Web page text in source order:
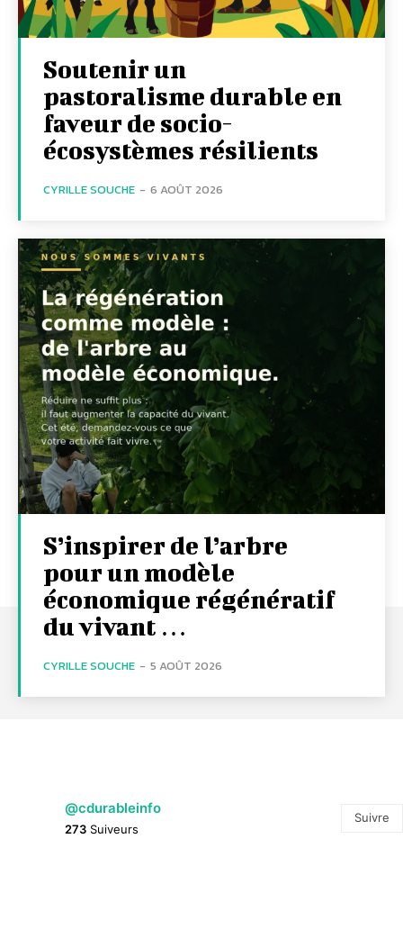
Soutenir un
pastoralisme durable en
faveur de socio-
écosystèmes résilients
CYRILLE SOUCHE - 6 AOÛT 2026
S’inspirer de l’arbre
pour un modèle
économique régénératif
du vivant …
CYRILLE SOUCHE - 5 AOÛT 2026
@cdurableinfo
273 Suiveurs
Suivre